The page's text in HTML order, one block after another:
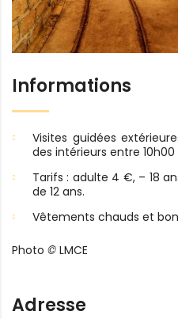
Informations
Visites guidées
des intérieurs entre 10h00
Tarifs : adulte 4 €, – 18
de 12 ans.
Vêtements chauds et
Photo © LMCE
Adresse